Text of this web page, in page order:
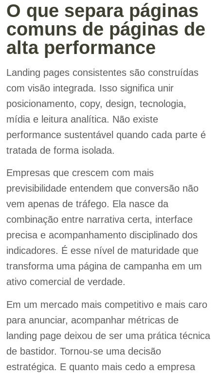
O que separa páginas
comuns de páginas de
alta performance
Landing pages consistentes são construídas
com visão integrada. Isso significa unir
posicionamento, copy, design, tecnologia,
mídia e leitura analítica. Não existe
performance sustentável quando cada parte é
tratada de forma isolada.
Empresas que crescem com mais
previsibilidade entendem que conversão não
vem apenas de tráfego. Ela nasce da
combinação entre narrativa certa, interface
precisa e acompanhamento disciplinado dos
indicadores. É esse nível de maturidade que
transforma uma página de campanha em um
ativo comercial de verdade.
Em um mercado mais competitivo e mais caro
para anunciar, acompanhar métricas de
landing page deixou de ser uma prática técnica
de bastidor. Tornou-se uma decisão
estratégica. E quanto mais cedo a empresa